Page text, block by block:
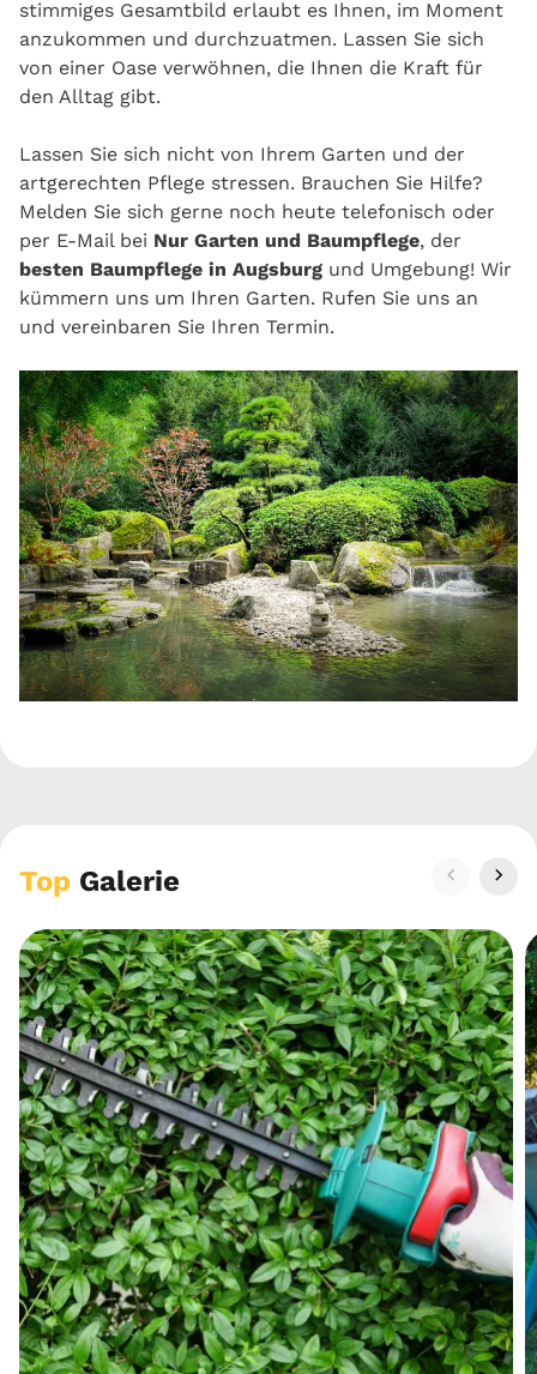
stimmiges Gesamtbild erlaubt es Ihnen, im Moment
anzukommen und durchzuatmen. Lassen Sie sich
von einer Oase verwöhnen, die Ihnen die Kraft für
den Alltag gibt.
Lassen Sie sich nicht von Ihrem Garten und der
artgerechten Pflege stressen. Brauchen Sie Hilfe?
Melden Sie sich gerne noch heute telefonisch oder
per E-Mail bei Nur Garten und Baumpflege, der
besten Baumpflege in Augsburg und Umgebung! Wir
kümmern uns um Ihren Garten. Rufen Sie uns an
und vereinbaren Sie Ihren Termin.
Top Galerie